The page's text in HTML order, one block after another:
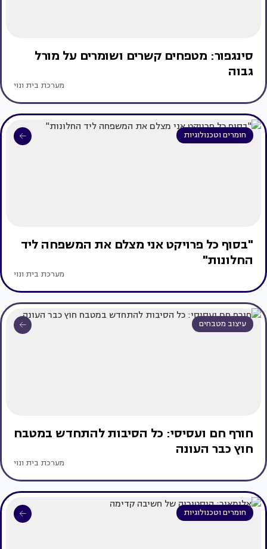
סינגפור: מטפחים קשרים ושומרים על מורל
גבוה
מערכת בית ונוי
חומרים וטכנולוגיות
"בסוף כל פרויקט אני מצלם את המשפחה ליד
החלונות"
מערכת בית ונוי
עיצוב מטבחים
חורף חם ועסיסי: כל הסיבות להתחדש במטבח
חוץ כבר העונה
מערכת בית ונוי
חומרים וטכנולוגיות